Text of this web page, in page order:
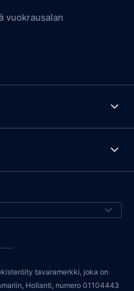
vuokrausalan
tavaramerkki, joka on
Hollanti, numero 01104443